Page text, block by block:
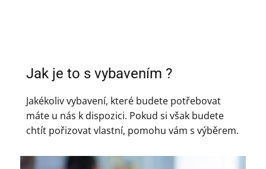
Jak je to s vybavením ?
Jakékoliv vybavení, které budete potřebovat
máte u nás k dispozici. Pokud si však budete
chtít pořizovat vlastní, pomohu vám s výběrem.